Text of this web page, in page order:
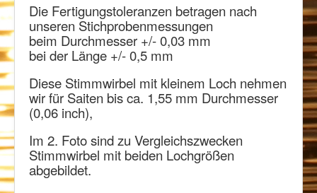
Die Fertigungstoleranzen betragen nach
unseren Stichprobenmessungen
beim Durchmesser +/- 0,03 mm
bei der Länge +/- 0,5 mm
Diese Stimmwirbel mit kleinem Loch nehmen
wir für Saiten bis ca. 1,55 mm Durchmesser
(0,06 inch),
Im 2. Foto sind zu Vergleichszwecken
Stimmwirbel mit beiden Lochgrößen
abgebildet.